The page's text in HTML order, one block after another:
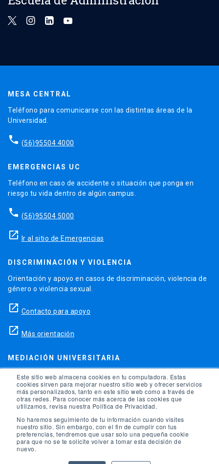
Este sitio web almacena cookies en tu computadora. Estas
cookies sirven para mejorar nuestro sitio web y ofrecer servicios
más personalizados, tanto en este sitio web como a través de
otras redes. Para conocer más acerca de las cookies que
utilizamos, revisa nuestra Política de Privacidad.
No haremos seguimiento de tu información cuando visites
nuestro sitio. Sin embargo, con el fin de cumplir con tus
preferencias, tendremos que usar solo una pequeña cookie
para que no se te solicite volver a tomar esta decisión de
nuevo.
MESA CENTRAL
Teléfono para comunicarse con las distintas áreas de la
Universidad.
phone (56)95504 4000
EMERGENCIAS UC
Teléfono en caso de accidente o situación que ponga en
riesgo tu vida dentro de algún campus.
phone (56)95504 5000
launch Ir al sitio de Emergencias
DISCRIMINACIÓN Y VIOLENCIA
Orientación y apoyo en casos de discriminación, violencia de
género o violencia sexual.
launch Contacto para apoyo
launch Más orientación
MEDIACIÓN UNIVERSITARIA
Teléfonos para orientación y consejo si se ha vulnerado
alguno de tus derechos en la universidad.
phone (56)95504 1691
phone (56)95504 1247
launch Ir a la Oficina de Ombuds UC